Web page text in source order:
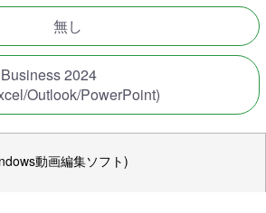
無し
2024
Outlook/PowerPoint)
動画編集ソフト)